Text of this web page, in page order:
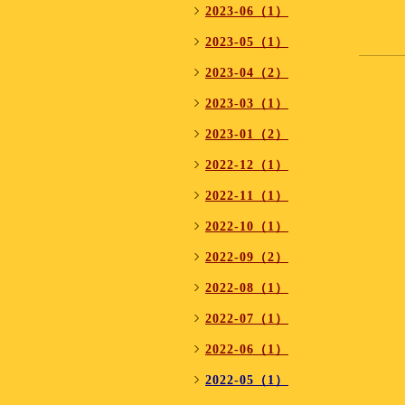
2023-06（1）
2023-05（1）
2023-04（2）
2023-03（1）
2023-01（2）
2022-12（1）
2022-11（1）
2022-10（1）
2022-09（2）
2022-08（1）
2022-07（1）
2022-06（1）
2022-05（1）